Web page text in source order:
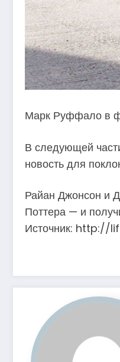
Марк Руффало в
В следующей
новость для
Райан Джонсон и
Поттера — и
Источник: